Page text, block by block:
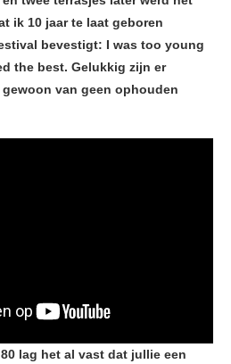
ik 10 jaar te laat geboren
bevestigt: I was too young
the best. Gelukkig zijn er
van geen ophouden
lag het al vast dat jullie een